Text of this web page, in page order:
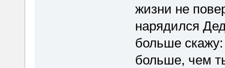
жизни не
нарядился
больше
больше, чем